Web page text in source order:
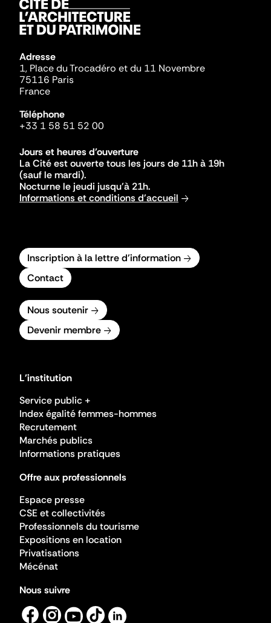
Adresse
1, Place du Trocadéro et du 11 Novembre
75116 Paris
France
Téléphone
+33 1 58 51 52 00
Jours et heures d'ouverture
La Cité est ouverte tous les jours de 11h à 19h
(sauf le mardi).
Nocturne le jeudi jusqu'à 21h.
Informations et conditions d'accueil
Inscription à la lettre d'information
Contact
Nous soutenir
Devenir membre
L'institution
Service public +
Index égalité femmes-hommes
Recrutement
Marchés publics
Informations pratiques
Offre aux professionnels
Espace presse
CSE et collectivités
Professionnels du tourisme
Expositions en location
Privatisations
Mécénat
Nous suivre